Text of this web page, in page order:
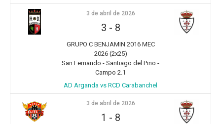
3 de abril de 2026
3 - 8
GRUPO C BENJAMIN 2016 MEC
2026 (2x25)
San Fernando - Santiago del Pino -
Campo 2.1
AD Arganda vs RCD Carabanchel
3 de abril de 2026
1 - 8